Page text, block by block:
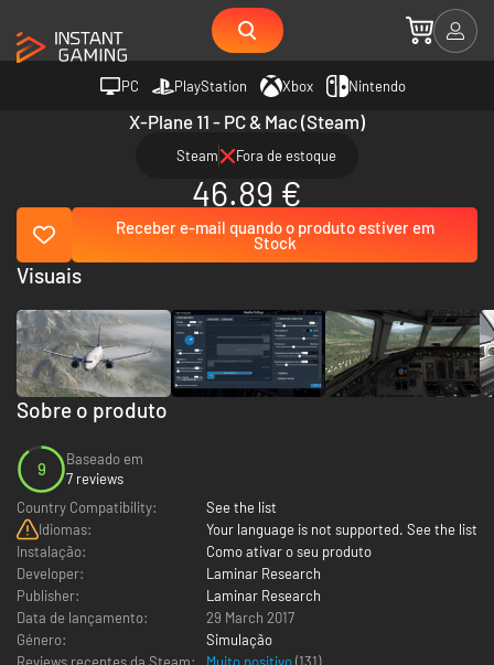
PC PlayStation Xbox Nintendo
X-Plane 11 - PC & Mac (Steam)
Steam Fora de estoque
46.89 €
Receber e-mail quando o produto estiver em
Stock
Sobre o produto
9
Baseado em
7 reviews
Country Compatibility:
See the list
Idiomas:
Your language is not supported. See the list
Instalação:
Como ativar o seu produto
Developer:
Laminar Research
Publisher:
Laminar Research
Data de lançamento:
29 March 2017
Género:
Simulação
Reviews recentes da Steam:
Muito positivo(131)
Visuais